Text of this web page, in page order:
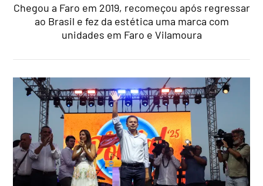
Chegou a Faro em 2019, recomeçou após regressar
ao Brasil e fez da estética uma marca com
unidades em Faro e Vilamoura